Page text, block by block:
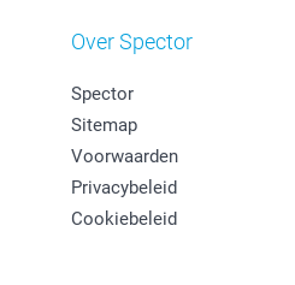
Over Spector
Spector
Sitemap
Voorwaarden
Privacybeleid
Cookiebeleid